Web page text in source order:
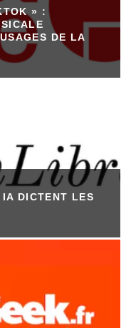
» :
DE LA
DICTENT LES